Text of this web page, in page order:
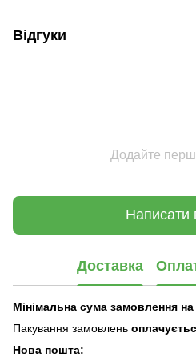
Відгуки
Додайте
Написати
Доставка
Мінімальна сума замовлення на
Пакування замовлень
Нова пошта: